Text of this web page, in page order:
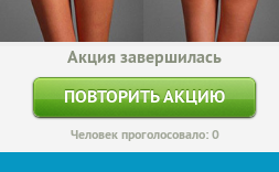
Акция завершилась
ПОВТОРИТЬ АКЦИЮ
Человек проголосовало: 0